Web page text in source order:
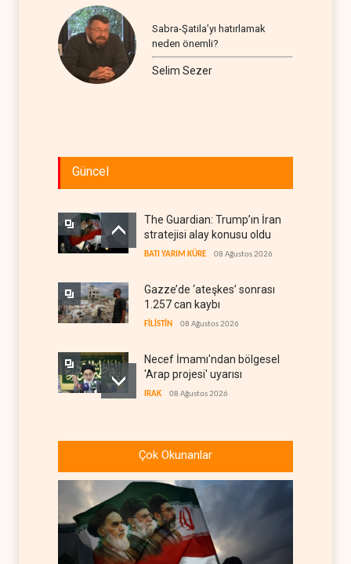
Sabra-Şatila’yı hatırlamak
neden önemli?
Selim Sezer
Güncel
The Guardian: Trump’ın İran
stratejisi alay konusu oldu
BATI YARIM KÜRE 08 Ağustos 2026
Gazze’de ‘ateşkes’ sonrası
1.257 can kaybı
FİLİSTİN 08 Ağustos 2026
Necef İmamı'ndan bölgesel
'Arap projesi' uyarısı
IRAK 08 Ağustos 2026
da yetmedi: Hürmüz’de
gemi vuruldu
Suudi Arabistan, kendisini
savaş sonrası Körfez'e
hazırlıyor
ANALİZLER 08 Ağustos 2026
Çok Okunanlar